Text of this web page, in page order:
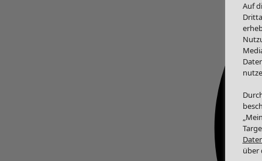
Auf
über